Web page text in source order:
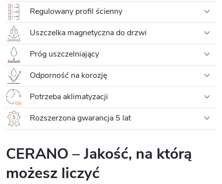
Regulowany profil ścienny
Uszczelka magnetyczna do drzwi
Próg uszczelniający
Odporność na korozję
Potrzeba aklimatyzacji
Rozszerzona gwarancja 5 lat
CERANO – Jakość, na którą
możesz liczyć